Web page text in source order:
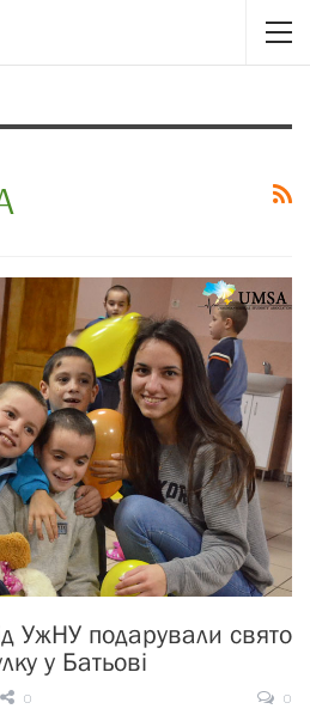
УжНУ подарували свято
у Батьові
0
0